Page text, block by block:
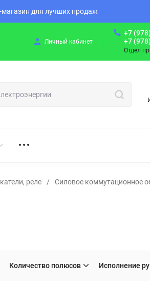
магазин для лучших продаж
Личный кабинет
+7
+7
Отдел
реле / Силовое коммутационное
Количество полюсов Исполнение